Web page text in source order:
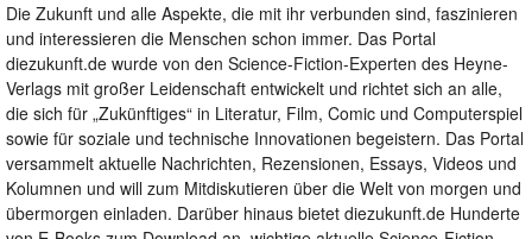
Die Zukunft und alle Aspekte, die mit ihr verbunden sind, faszinieren
und interessieren die Menschen schon immer. Das Portal
diezukunft.de wurde von den Science-Fiction-Experten des Heyne-
Verlags mit großer Leidenschaft entwickelt und richtet sich an alle,
die sich für „Zukünftiges“ in Literatur, Film, Comic und Computerspiel
sowie für soziale und technische Innovationen begeistern. Das Portal
versammelt aktuelle Nachrichten, Rezensionen, Essays, Videos und
Kolumnen und will zum Mitdiskutieren über die Welt von morgen und
übermorgen einladen. Darüber hinaus bietet diezukunft.de Hunderte